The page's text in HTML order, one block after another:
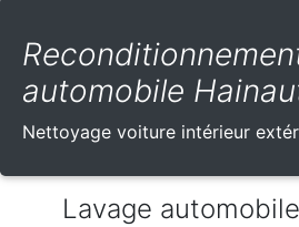
automobile
Nettoyage voiture intérieur
Lavage